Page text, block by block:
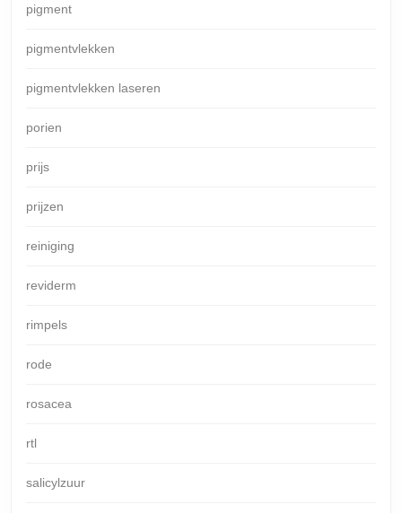
pigment
pigmentvlekken
pigmentvlekken laseren
porien
prijs
prijzen
reiniging
reviderm
rimpels
rode
rosacea
rtl
salicylzuur